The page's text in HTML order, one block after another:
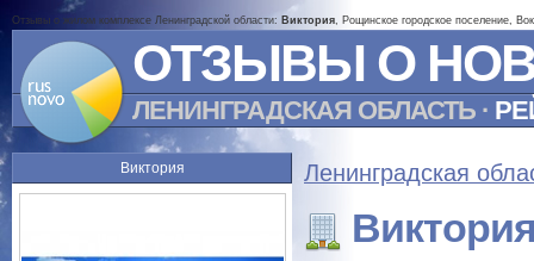
Отзывы о жилом комплексе Ленинградской области: Виктория, Рощинское городское поселение,
ОТЗЫВЫ О
ЛЕНИНГРАДСКАЯ ОБЛАСТЬ ·
Виктория Ленинградская